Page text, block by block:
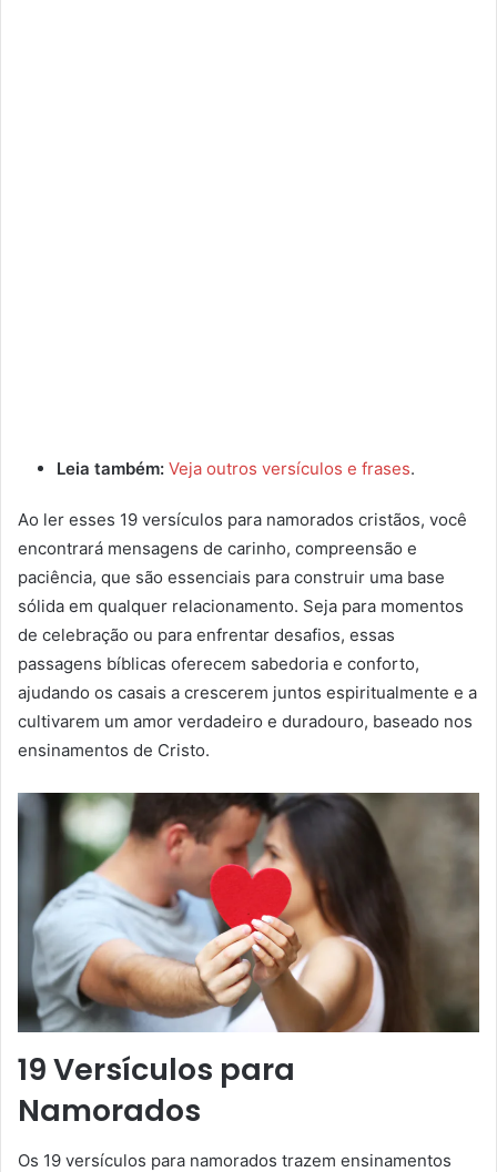
Leia também: Veja outros versículos e frases.
Ao ler esses 19 versículos para namorados cristãos, você
encontrará mensagens de carinho, compreensão e
paciência, que são essenciais para construir uma base
sólida em qualquer relacionamento. Seja para momentos
de celebração ou para enfrentar desafios, essas
passagens bíblicas oferecem sabedoria e conforto,
ajudando os casais a crescerem juntos espiritualmente e a
cultivarem um amor verdadeiro e duradouro, baseado nos
ensinamentos de Cristo.
19 Versículos para
Namorados
Os 19 versículos para namorados trazem ensinamentos